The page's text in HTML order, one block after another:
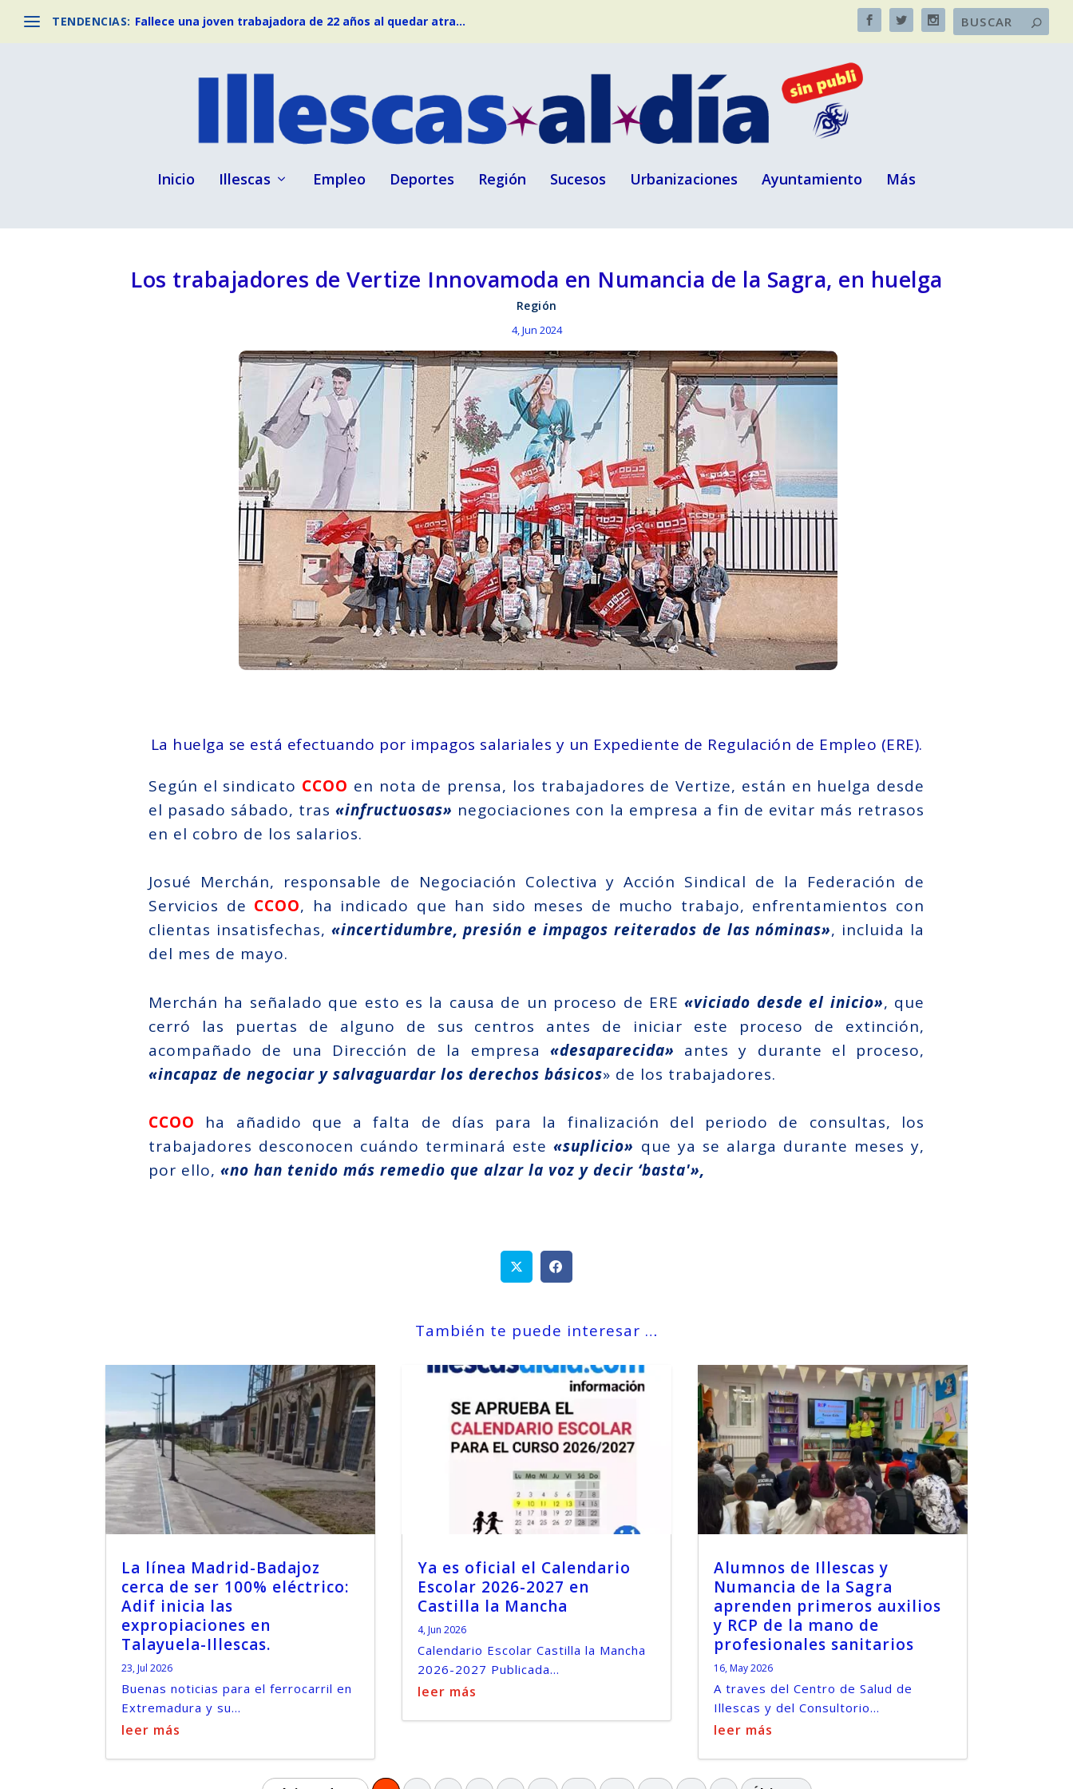
TENDENCIAS: Fallece una joven trabajadora de 22 años al quedar atra...
Inicio Illescas Empleo Deportes Región Sucesos Urbanizaciones Ayuntamiento Más
Los trabajadores de Vertize Innovamoda en Numancia de la Sagra, en huelga
Región
4, Jun 2024
La huelga se está efectuando por impagos salariales y un Expediente de Regulación de Empleo (ERE).
Según el sindicato CCOO en nota de prensa, los trabajadores de Vertize, están en huelga desde
el pasado sábado, tras«infructuosas» negociaciones con la empresa a fin de evitar más retrasos
en el cobro de los salarios.
Josué Merchán, responsable de Negociación Colectiva y Acción Sindical de la Federación de
Servicios de CCOO, ha indicado que han sido meses de mucho trabajo, enfrentamientos con
clientas insatisfechas, «incertidumbre, presión e impagos reiterados de las nóminas», incluida la
del mes de mayo.
Merchán ha señalado que esto es la causa de un proceso de ERE«viciado desde el inicio», que
cerró las puertas de alguno de sus centros antes de iniciar este proceso de extinción,
acompañado de una Dirección de la empresa «desaparecida» antes y durante el proceso,
«incapaz de negociar y salvaguardar los derechos básicos» de los trabajadores.
CCOO ha añadido que a falta de días para la finalización del periodo de consultas, los
trabajadores desconocen cuándo terminará este«suplicio» que ya se alarga durante meses y,
por ello, «no han tenido más remedio que alzar la voz y decir ‘basta'»,
También te puede interesar …
La línea Madrid-Badajoz
cerca de ser 100% eléctrico:
Adif inicia las
expropiaciones en
Talayuela-Illescas.
23, Jul 2026
Buenas noticias para el ferrocarril en
Extremadura y su...
leer más
Ya es oficial el Calendario
Escolar 2026-2027 en
Castilla la Mancha
4, Jun 2026
Calendario Escolar Castilla la Mancha
2026-2027 Publicada...
leer más
Alumnos de Illescas y
Numancia de la Sagra
aprenden primeros auxilios
y RCP de la mano de
profesionales sanitarios
16, May 2026
A traves del Centro de Salud de
Illescas y del Consultorio...
leer más